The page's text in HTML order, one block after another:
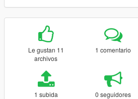
Le gustan 11
archivos
1 comentario
1 subida 0 seguidores